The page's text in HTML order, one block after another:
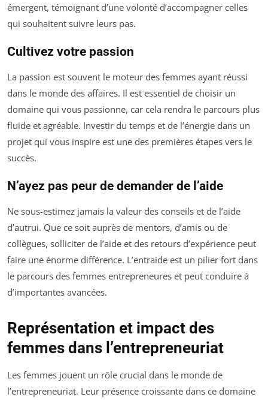
émergent, témoignant d’une volonté d’accompagner celles
qui souhaitent suivre leurs pas.
Cultivez votre passion
La passion est souvent le moteur des femmes ayant réussi
dans le monde des affaires. Il est essentiel de choisir un
domaine qui vous passionne, car cela rendra le parcours plus
fluide et agréable. Investir du temps et de l’énergie dans un
projet qui vous inspire est une des premières étapes vers le
succès.
N’ayez pas peur de demander de l’aide
Ne sous-estimez jamais la valeur des conseils et de l’aide
d’autrui. Que ce soit auprès de mentors, d’amis ou de
collègues, solliciter de l’aide et des retours d’expérience peut
faire une énorme différence. L’entraide est un pilier fort dans
le parcours des femmes entrepreneures et peut conduire à
d’importantes avancées.
Représentation et impact des
femmes dans l’entrepreneuriat
Les femmes jouent un rôle crucial dans le monde de
l’entrepreneuriat. Leur présence croissante dans ce domaine